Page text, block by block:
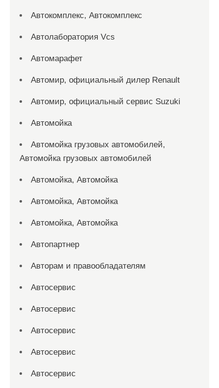
Автокомплекс, Автокомплекс
Автолаборатория Vcs
Автомарафет
Автомир, официальный дилер Renault
Автомир, официальный сервис Suzuki
Автомойка
Автомойка грузовых автомобилей,
Автомойка грузовых автомобилей
Автомойка, Автомойка
Автомойка, Автомойка
Автомойка, Автомойка
Автопартнер
Авторам и правообладателям
Автосервис
Автосервис
Автосервис
Автосервис
Автосервис